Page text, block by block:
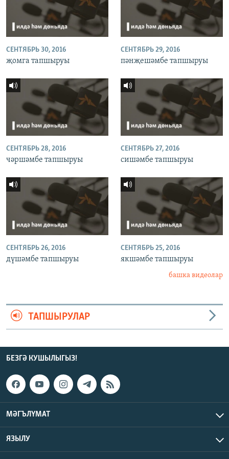
СЕНТЯБРЬ 30, 2016
җомга тапшыруы
СЕНТЯБРЬ 29, 2016
пәнҗешәмбе тапшыруы
СЕНТЯБРЬ 28, 2016
чәршәмбе тапшыруы
СЕНТЯБРЬ 27, 2016
сишәмбе тапшыруы
СЕНТЯБРЬ 26, 2016
дүшәмбе тапшыруы
СЕНТЯБРЬ 25, 2016
якшәмбе тапшыруы
башка видеолар
ТАПШЫРУЛАР
БЕЗГӘ КУШЫЛЫГЫЗ!
МӘГЪЛҮМАТ
ЯЗЫЛУ